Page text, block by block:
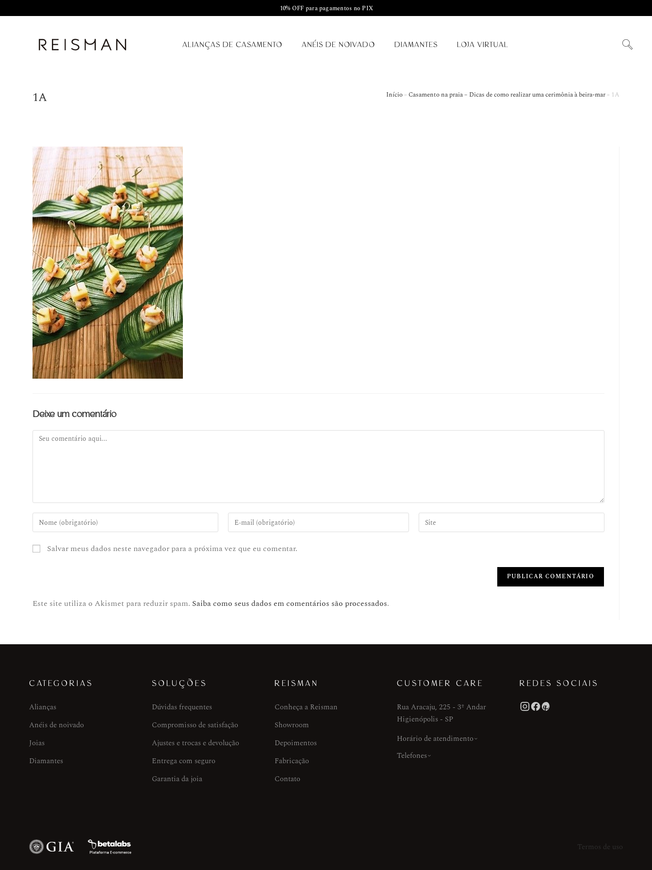
10% OFF para pagamentos no PIX
ALIANÇAS DE CASAMENTO ANÉIS DE NOIVADO DIAMANTES LOJA VIRTUAL
1A Início» Casamento na praia – Dicas de como realizar uma cerimônia à beira-mar» 1A
Deixe um comentário
Salvar meus dados neste navegador para a próxima vez que eu comentar.
Este site utiliza o Akismet para reduzir spam. Saiba como seus dados em comentários são processados.
CATEGORIAS
Alianças
Anéis de noivado
Joias
Diamantes
SOLUÇÕES
Dúvidas frequentes
Compromisso de satisfação
Ajustes e trocas e devolução
Entrega com seguro
Garantia da joia
REISMAN
Conheça a Reisman
Showroom
Depoimentos
Fabricação
Contato
CUSTOMER CARE
Rua Aracaju, 225 - 3º Andar
Higienópolis - SP
Horário de atendimento
Telefones
REDES SOCIAIS
Termos de uso